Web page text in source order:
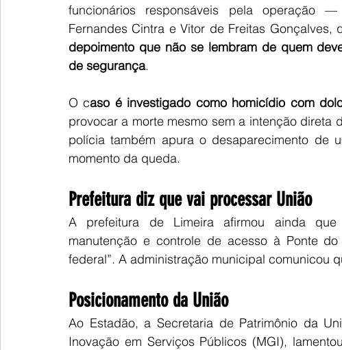
funcionários responsáveis pela operação
Fernandes Cintra e Vitor de Freitas
depoimento que não se lembram de quem
de segurança.
O caso é investigado como homicídio com
provocar a morte mesmo sem a intenção direta
polícia também apura o desaparecimento de
momento da queda.
Prefeitura diz que vai processar União
A prefeitura de Limeira afirmou ainda que
manutenção e controle de acesso à Ponte
federal”. A administração municipal comunicou
Posicionamento da União
Ao Estadão, a Secretaria de Patrimônio da
Inovação em Serviços Públicos (MGI), lamentou